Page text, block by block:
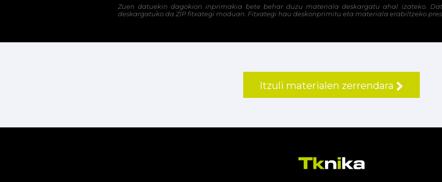
Zuen datuekin dagokion inprimakia bete behar duzu materiala deskargatu ahal izateko.
deskargatuko da ZIP fitxategi moduan. Fitxategi hau deskonprimitu eta materiala erabiltzeko
Itzuli materialen zerrendara